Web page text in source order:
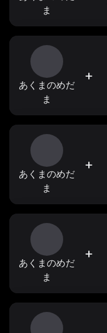
ま
あくまのめだ
ま
+
あくまのめだ
ま
+
あくまのめだ
ま
+